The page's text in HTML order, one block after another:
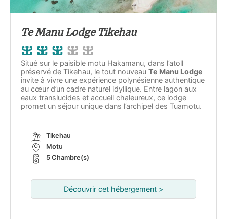
Te Manu Lodge Tikehau
Situé sur le paisible motu Hakamanu, dans l’atoll
préservé de Tikehau, le tout nouveau Te Manu Lodge
invite à vivre une expérience polynésienne authentique
au cœur d’un cadre naturel idyllique. Entre lagon aux
eaux translucides et accueil chaleureux, ce lodge
promet un séjour unique dans l’archipel des Tuamotu.
Tikehau
Motu
5 Chambre(s)
Découvrir cet hébergement >